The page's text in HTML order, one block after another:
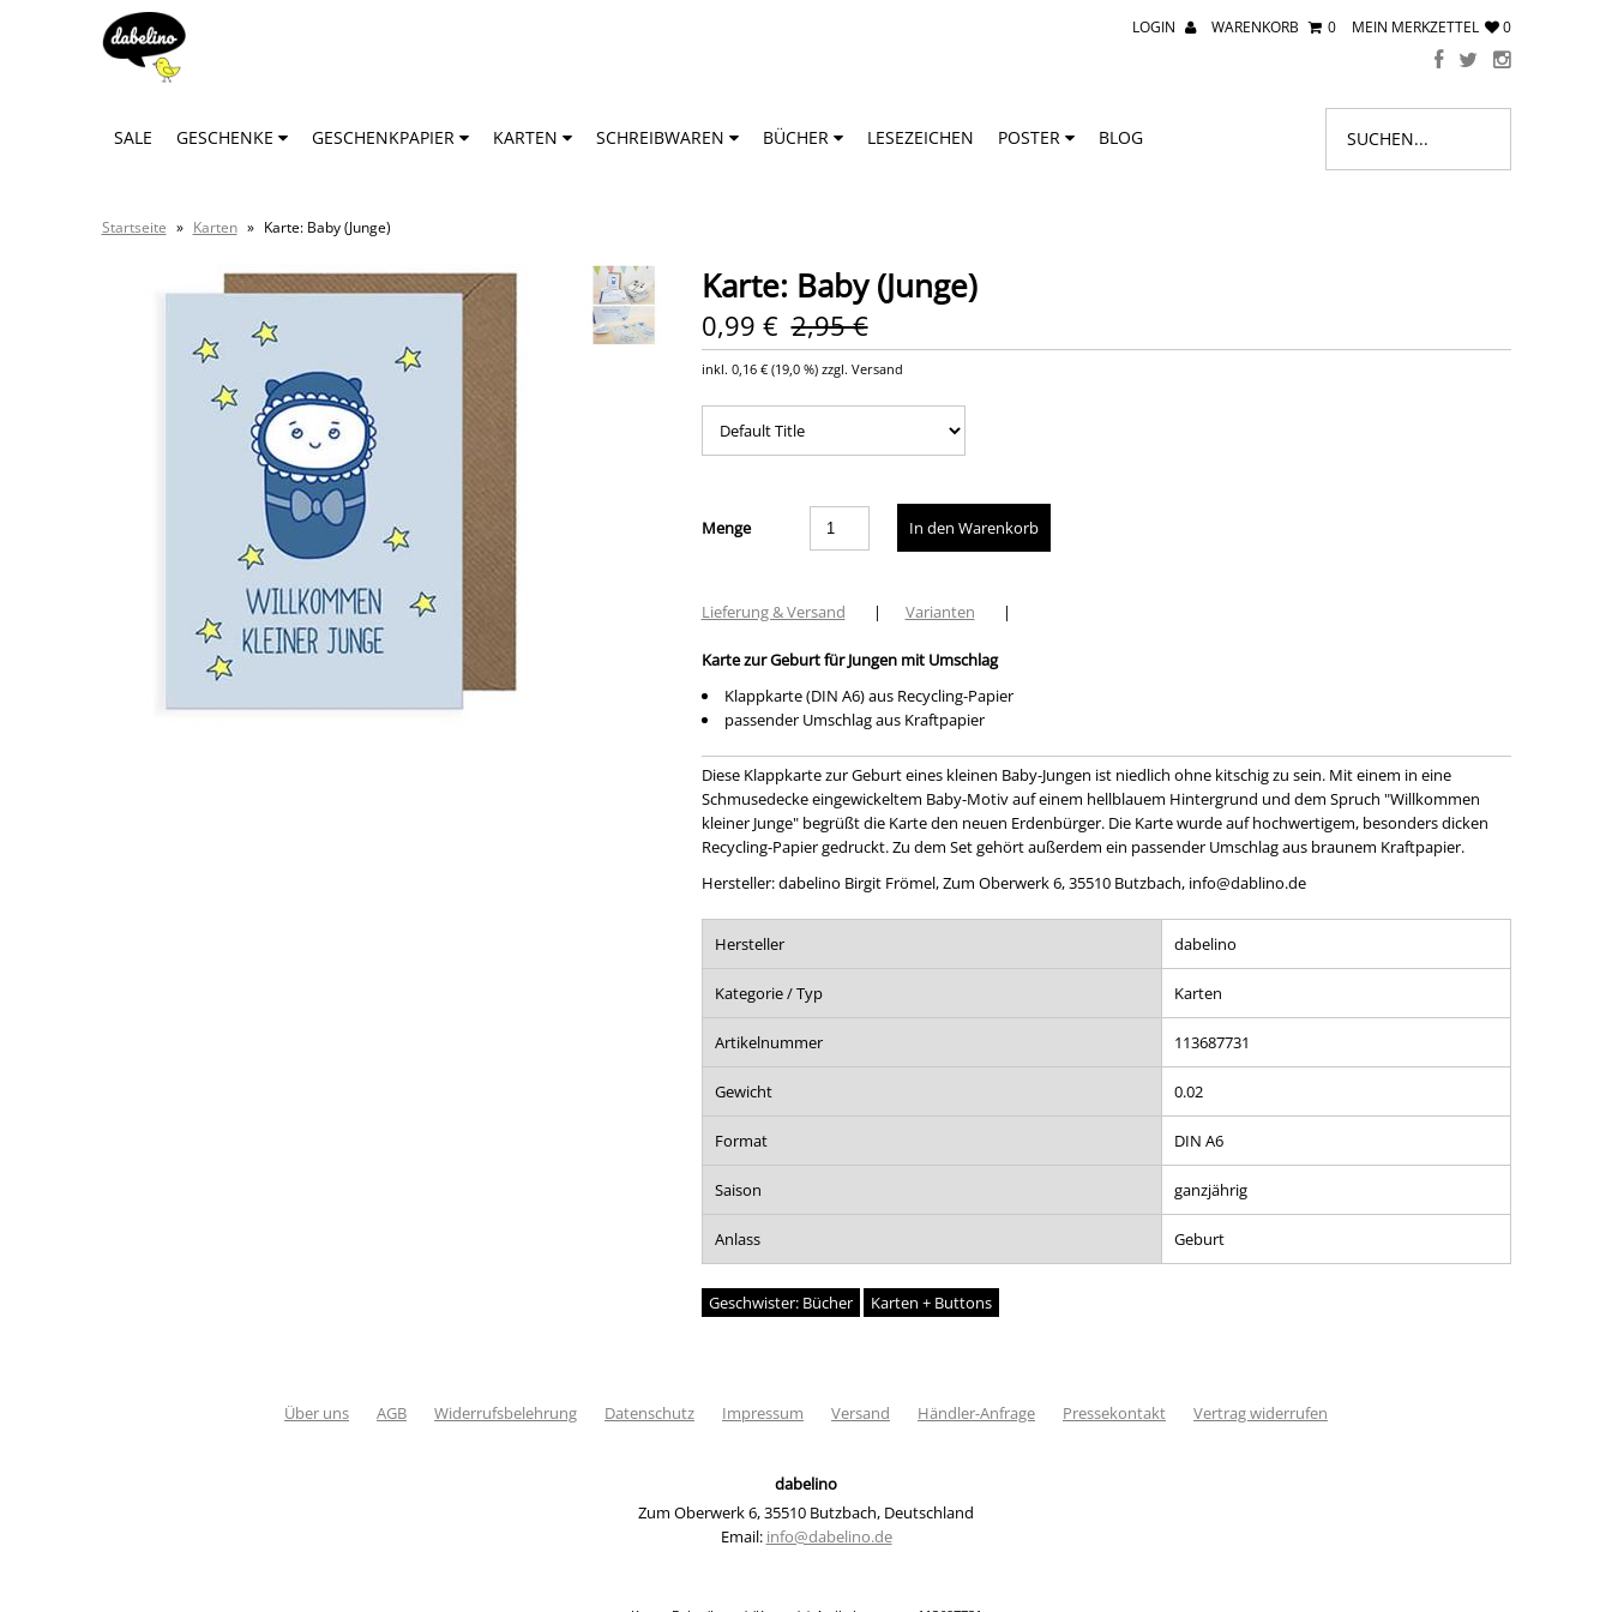
LOGIN WARENKORB 0 MEIN MERKZETTEL 0
SALE GESCHENKE GESCHENKPAPIER KARTEN SCHREIBWAREN BÜCHER LESEZEICHEN POSTER BLOG
Startseite » Karten » Karte: Baby (Junge)
Karte: Baby (Junge)
0,99 € 2,95 €
inkl. 0,16 €(19,0 %) zzgl. Versand
Menge
Lieferung & Versand | Varianten |
Karte zur Geburt für Jungen mit Umschlag
Klappkarte (DIN A6) aus Recycling-Papier
passender Umschlag aus Kraftpapier
Diese Klappkarte zur Geburt eines kleinen Baby-Jungen ist niedlich ohne kitschig zu sein. Mit einem in eine
Schmusedecke eingewickeltem Baby-Motiv auf einem hellblauem Hintergrund und dem Spruch "Willkommen
kleiner Junge" begrüßt die Karte den neuen Erdenbürger. Die Karte wurde auf hochwertigem, besonders dicken
Recycling-Papier gedruckt. Zu dem Set gehört außerdem ein passender Umschlag aus braunem Kraftpapier.
Hersteller: dabelino Birgit Frömel, Zum Oberwerk 6, 35510 Butzbach, info@dablino.de
Hersteller dabelino
Kategorie / Typ Karten
Artikelnummer 113687731
Gewicht 0.02
Format DIN A6
Saison ganzjährig
Anlass Geburt
Geschwister: Bücher Karten + Buttons
Über uns AGB Widerrufsbelehrung Datenschutz Impressum Versand Händler-Anfrage Pressekontakt Vertrag widerrufen
dabelino
Zum Oberwerk 6,35510 Butzbach, Deutschland
Email: info@dabelino.de